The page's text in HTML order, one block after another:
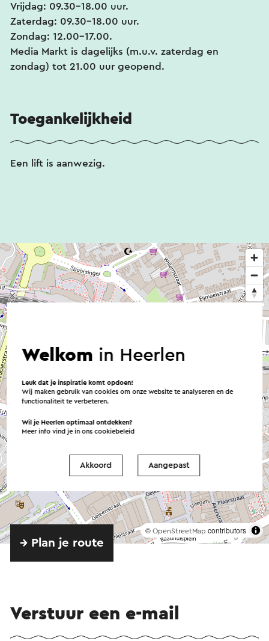
Vrijdag: 09.30-18.00 uur.
Zaterdag: 09.30-18.00 uur.
Zondag: 12.00-17.00.
Media Markt is dagelijks (m.u.v. zaterdag en
zondag) tot 21.00 uur geopend.
Toegankelijkheid
Een lift is aanwezig.
© OpenStreetMap contributors
→ Plan je route
Verstuur een e-mail
Welkom in Heerlen
Leuk dat je inspiratie komt opdoen!
Wij maken gebruik van cookies om onze website te analyseren en de
functionaliteit te verbeteren.
Wil je Heerlen optimaal ontdekken?
Meer info vind je in onscookiebeleid
Akkoord Aangepast